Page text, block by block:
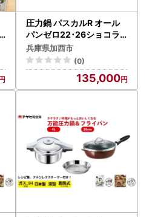
圧力鍋 パスカルR オール
パンゼロ22･26ショコラ
圧力鍋
兵庫県加西市
(0)
135,000